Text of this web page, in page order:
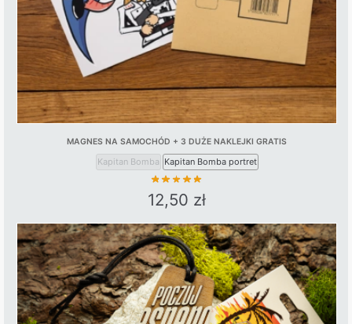
MAGNES NA SAMOCHÓD + 3 DUŻE NAKLEJKI GRATIS
Kapitan Bomba Kapitan Bomba portret
12,50 zł
This
product
has
multiple
variants.
The